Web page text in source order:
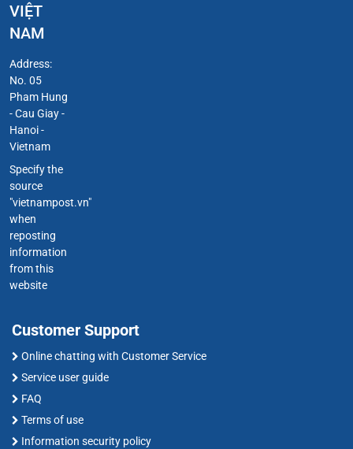
VIỆT
NAM
Address:
No. 05
Pham Hung
- Cau Giay -
Hanoi -
Vietnam
Specify the
source
"vietnampost.vn"
when
reposting
information
from this
website
Customer Support
Online chatting with Customer Service
Service user guide
FAQ
Terms of use
Information security policy